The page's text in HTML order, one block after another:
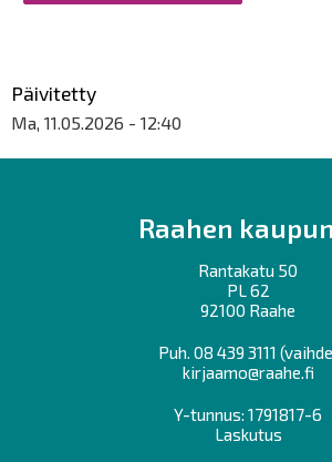
Päivitetty
Ma, 11.05.2026 - 12:40
Raahen
Rantakatu 50
PL 62
92100 Raahe
Puh. 08 439 3111
kirjaamo@raahe.fi
Y-tunnus: 1791817-6
Laskutus